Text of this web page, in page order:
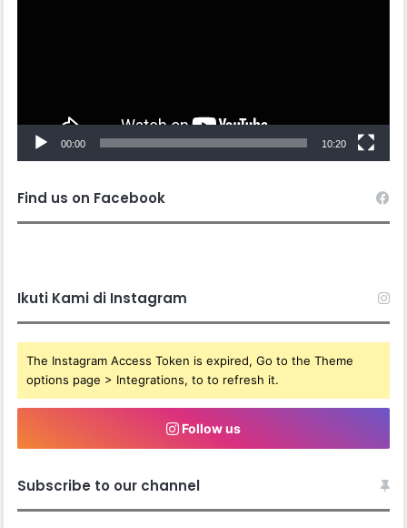
00:00 10:20
Find us on Facebook
Ikuti Kami di Instagram
The Instagram Access Token is expired, Go to the Theme
options page > Integrations, to to refresh it.
Follow us
Subscribe to our channel